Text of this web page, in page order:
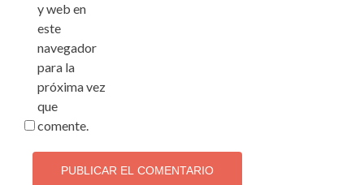
y web en
este
navegador
para la
próxima vez
que
comente.